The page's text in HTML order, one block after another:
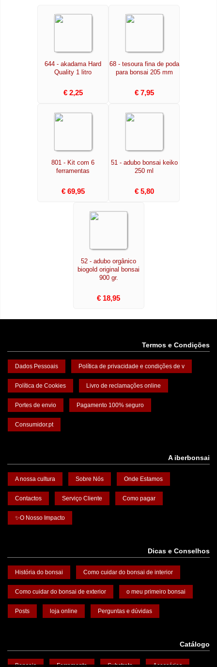
644 - akadama Hard
Quality 1 litro
€ 2,25
68 - tesoura fina de poda
para bonsai 205 mm
€ 7,95
801 - Kit com 6
ferramentas
€ 69,95
51 - adubo bonsai keiko
250 ml
€ 5,80
52 - adubo orgânico
biogold original bonsai
900 gr.
€ 18,95
Termos e Condições
Dados Pessoais Política de privacidade e condições de v
Política de Cookies Livro de reclamações online
Portes de envio Pagamento 100% seguro
Consumidor.pt
A iberbonsai
A nossa cultura Sobre Nós Onde Estamos
Contactos Serviço Cliente Como pagar
✨O Nosso Impacto
Dicas e Conselhos
História do bonsai Como cuidar do bonsai de interior
Como cuidar do bonsai de exterior o meu primeiro bonsai
Posts loja online Perguntas e dúvidas
Catálogo
Bonsais Ferramenta Substrato Acessórios